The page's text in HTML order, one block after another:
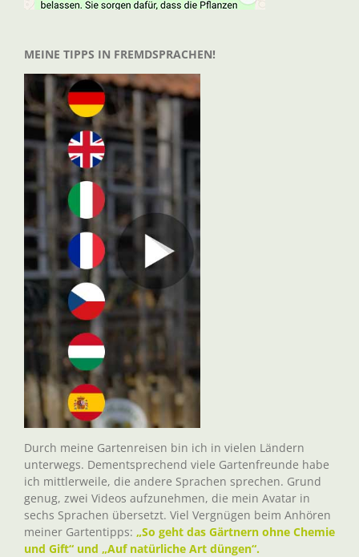
MEINE TIPPS IN FREMDSPRACHEN!
Durch meine Gartenreisen bin ich in vielen Ländern
unterwegs. Dementsprechend viele Gartenfreunde habe
ich mittlerweile, die andere Sprachen sprechen. Grund
genug, zwei Videos aufzunehmen, die mein Avatar in
sechs Sprachen übersetzt. Viel Vergnügen beim Anhören
meiner Gartentipps: „So geht das Gärtnern ohne Chemie
und Gift“ und „Auf natürliche Art düngen“.